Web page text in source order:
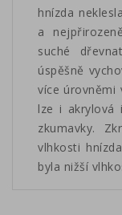
hnízda
a
suché
úspěšně
více úrovněmi
lze i akrylová
zkumavky.
vlhkosti
byla nižší